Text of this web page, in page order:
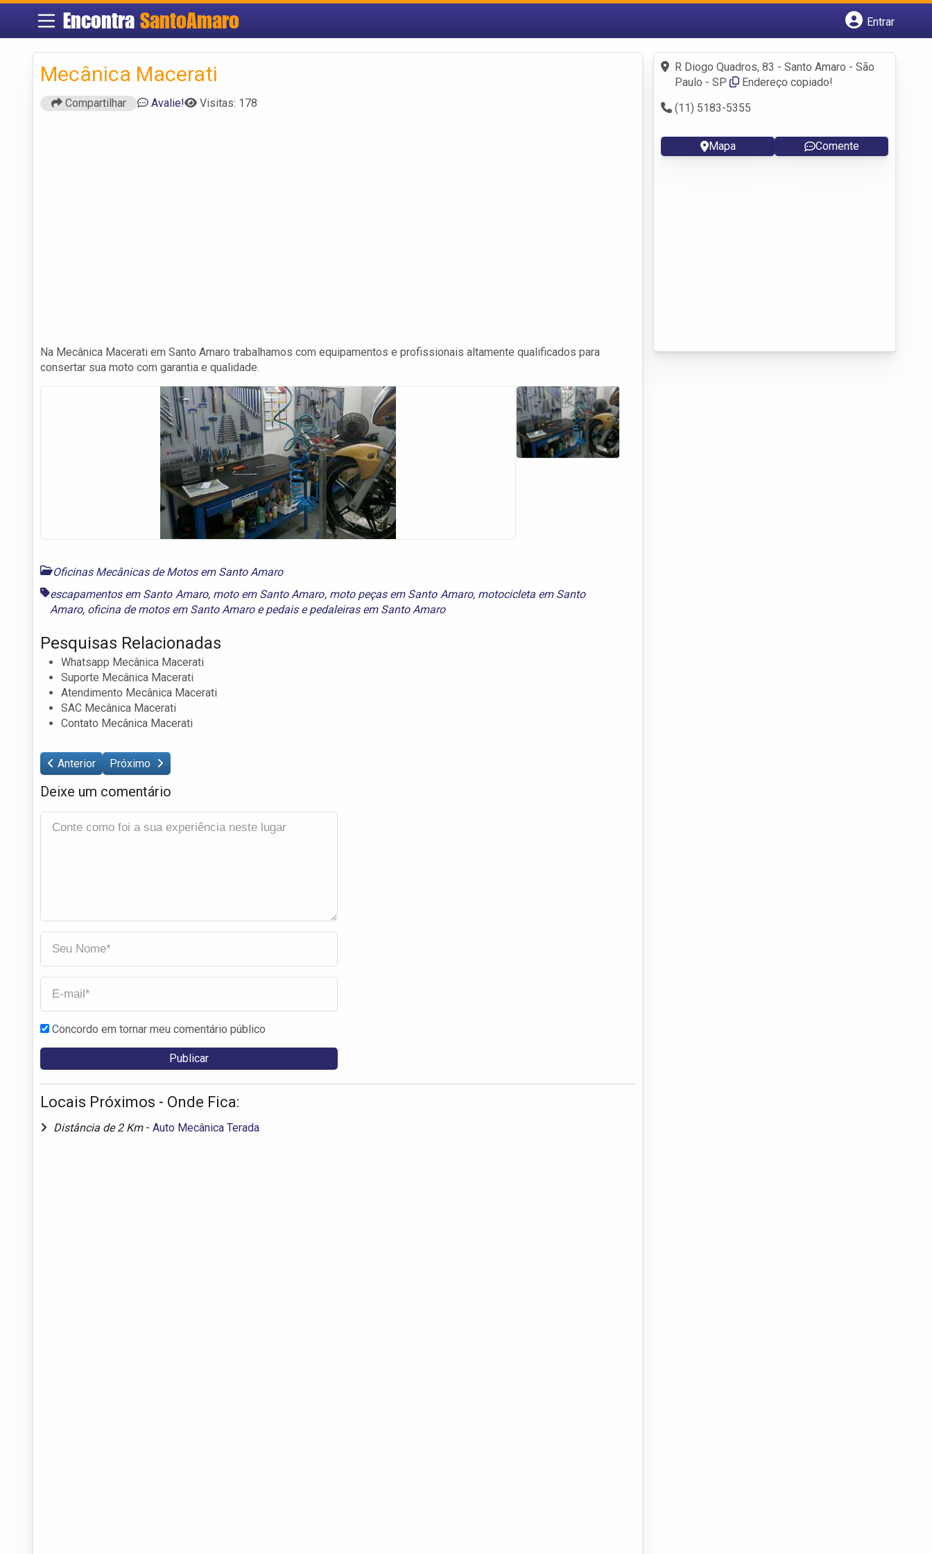
Encontra SantoAmaro
Entrar
Fazer login
Criar conta
Mecânica Macerati
Compartilhar Avalie! Visitas: 178
Na Mecânica Macerati em Santo Amaro trabalhamos com equipamentos e profissionais altamente qualificados para
consertar sua moto com garantia e qualidade.
Oficinas Mecânicas de Motos em Santo Amaro
escapamentos em Santo Amaro, moto em Santo Amaro, moto peças em Santo Amaro, motocicleta em Santo
Amaro, oficina de motos em Santo Amaroepedais e pedaleiras em Santo Amaro
Pesquisas Relacionadas
Whatsapp Mecânica Macerati
Suporte Mecânica Macerati
Atendimento Mecânica Macerati
SAC Mecânica Macerati
Contato Mecânica Macerati
Anterior Próximo
Deixe um comentário
Concordo em tornar meu comentário público
Locais Próximos - Onde Fica:
Distância de 2 Km - Auto Mecânica Terada
R Diogo Quadros, 83 - Santo Amaro - São
Paulo - SP
Endereço copiado!
(11) 5183-5355
Mapa Comente